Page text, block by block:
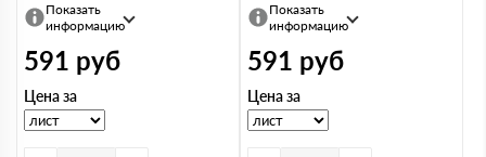
Показать
информацию
591 руб
Цена за
Показать
информацию
591 руб
Цена за